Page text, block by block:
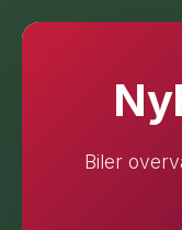
Biler